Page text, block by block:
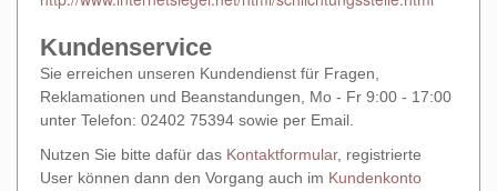
Kundenservice
Sie erreichen unseren Kundendienst für Fragen,
Reklamationen und Beanstandungen, Mo - Fr 9:00 - 17:00
unter Telefon: 02402 75394 sowie per Email.
Nutzen Sie bitte dafür das Kontaktformular, registrierte
User können dann den Vorgang auch im Kundenkonto